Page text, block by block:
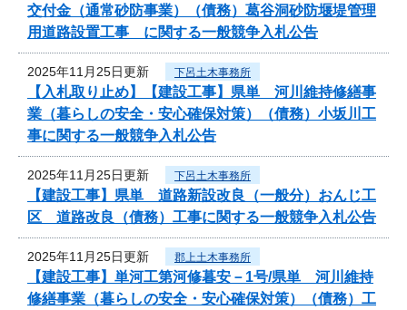
交付金（通常砂防事業）（債務）葛谷洞砂防堰堤管理
用道路設置工事 に関する一般競争入札公告
2025年11月25日更新 下呂土木事務所
【入札取り止め】【建設工事】県単 河川維持修繕事
業（暮らしの安全・安心確保対策）（債務）小坂川工
事に関する一般競争入札公告
2025年11月25日更新 下呂土木事務所
【建設工事】県単 道路新設改良（一般分）おんじ工
区 道路改良（債務）工事に関する一般競争入札公告
2025年11月25日更新 郡上土木事務所
【建設工事】単河工第河修暮安－1号/県単 河川維持
修繕事業（暮らしの安全・安心確保対策）（債務）工